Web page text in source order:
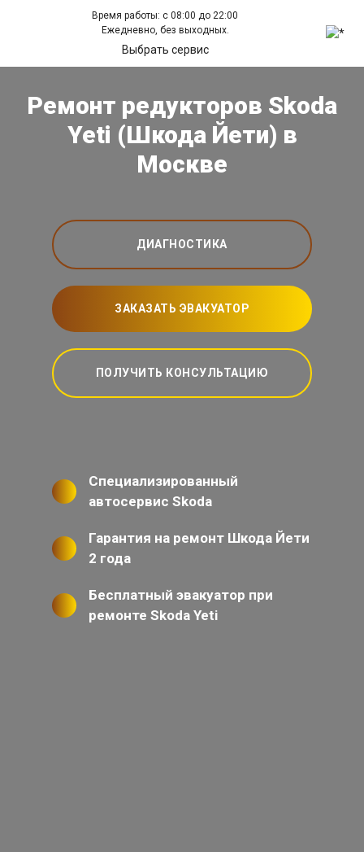
Время работы: с 08:00 до 22:00
Ежедневно, без выходных.
Выбрать сервис
Ремонт редукторов Skoda
Yeti (Шкода Йети) в
Москве
ДИАГНОСТИКА
ЗАКАЗАТЬ ЭВАКУАТОР
ПОЛУЧИТЬ КОНСУЛЬТАЦИЮ
Специализированный
автосервис Skoda
Гарантия на ремонт Шкода Йети
2 года
Бесплатный эвакуатор при
ремонте Skoda Yeti